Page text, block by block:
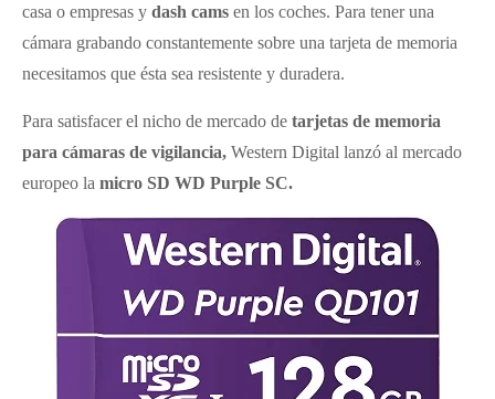
casa o empresas y dash cams en los coches. Para tener una
cámara grabando constantemente sobre una tarjeta de memoria
necesitamos que ésta sea resistente y duradera.
Para satisfacer el nicho de mercado de tarjetas de memoria
para cámaras de vigilancia, Western Digital lanzó al mercado
europeo la micro SD WD Purple SC.